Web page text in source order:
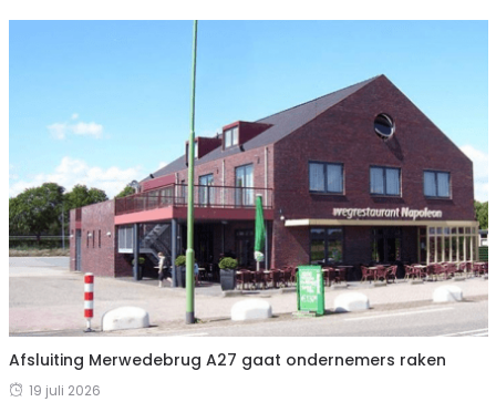
Afsluiting Merwedebrug A27 gaat ondernemers raken
19 juli 2026